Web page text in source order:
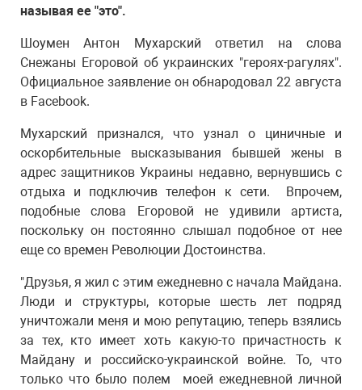
называя ее "это".
Шоумен Антон Мухарский ответил на слова
Снежаны Егоровой об украинских "героях-рагулях".
Официальное заявление он обнародовал 22 августа
в Facebook.
Мухарский признался, что узнал о циничные и
оскорбительные высказывания бывшей жены в
адрес защитников Украины недавно, вернувшись с
отдыха и подключив телефон к сети. Впрочем,
подобные слова Егоровой не удивили артиста,
поскольку он постоянно слышал подобное от нее
еще со времен Революции Достоинства.
"Друзья, я жил с этим ежедневно с начала Майдана.
Люди и структуры, которые шесть лет подряд
уничтожали меня и мою репутацию, теперь взялись
за тех, кто имеет хоть какую-то причастность к
Майдану и российско-украинской войне. То, что
только что было полем моей ежедневной личной